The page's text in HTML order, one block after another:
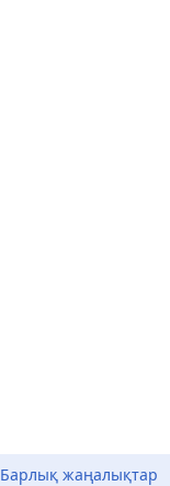
Барлық жаңалықтар